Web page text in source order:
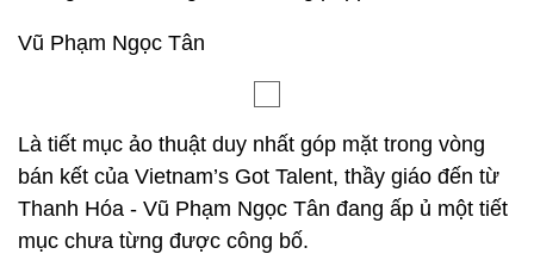
Vũ Phạm Ngọc Tân
Là tiết mục ảo thuật duy nhất góp mặt trong vòng
bán kết của Vietnam’s Got Talent, thầy giáo đến từ
Thanh Hóa - Vũ Phạm Ngọc Tân đang ấp ủ một tiết
mục chưa từng được công bố.